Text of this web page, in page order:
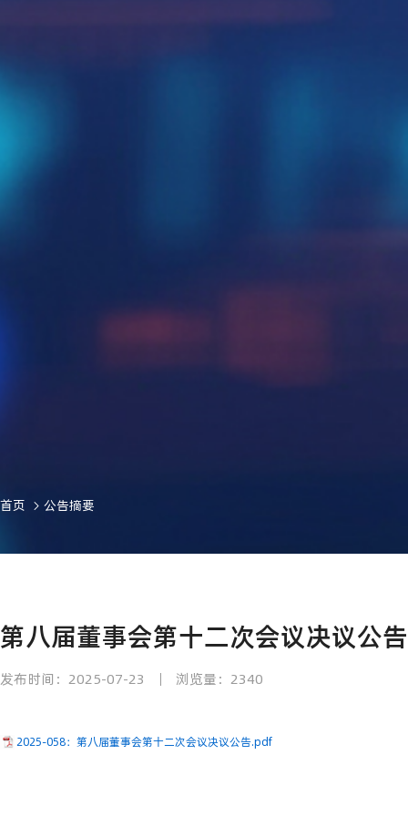
首页 公告摘要
第八届董事会第十二次会议决议公告
发布时间：2025-07-23 浏览量：2340
2025-058：第八届董事会第十二次会议决议公告.pdf